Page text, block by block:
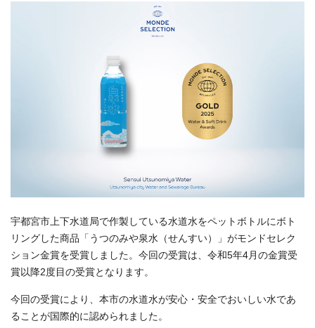
宇都宮市上下水道局で作製している水道水をペットボトルにボト
リングした商品「うつのみや泉水（せんすい）」がモンドセレク
ション金賞を受賞しました。今回の受賞は、令和5年4月の金賞受
賞以降2度目の受賞となります。
今回の受賞により、本市の水道水が安心・安全でおいしい水であ
ることが国際的に認められました。